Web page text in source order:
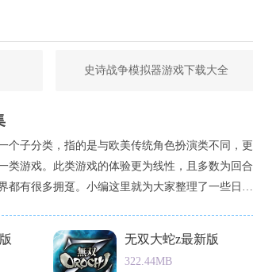
证游戏的稳定性和可玩性。
行各种操作。
精美，玩法多样，尤其是多人联机功能增加
玩家能够获得更多的成就感和满足感。不
进一步优化和改进。
史诗战争模拟器游戏下载大全
个子分类，指的是与欧美传统角色扮演类不同，更
类游戏。此类游戏的体验更为线性，且多数为回合
都有很多拥趸。小编这里就为大家整理了一些日式
无双大蛇z最新版
322.44MB